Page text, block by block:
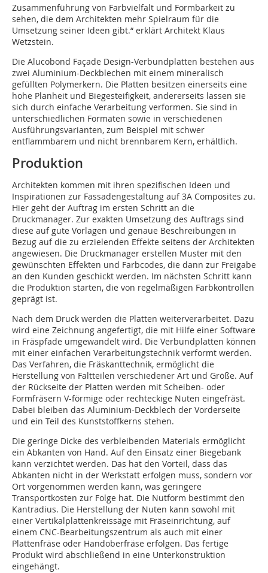
Zusammenführung von Farbvielfalt und Formbarkeit zu
sehen, die dem Architekten mehr Spielraum für die
Umsetzung seiner Ideen gibt.“ erklärt Architekt Klaus
Wetzstein.
Die Alucobond Façade Design-Verbundplatten bestehen aus
zwei Aluminium-Deckblechen mit einem mineralisch
gefüllten Polymerkern. Die Platten besitzen einerseits eine
hohe Planheit und Biegesteifigkeit, andererseits lassen sie
sich durch einfache Verarbeitung verformen. Sie sind in
unterschiedlichen Formaten sowie in verschiedenen
Ausführungsvarianten, zum Beispiel mit schwer
entflammbarem und nicht brennbarem Kern, erhältlich.
Produktion
Architekten kommen mit ihren spezifischen Ideen und
Inspirationen zur Fassadengestaltung auf 3A Composites zu.
Hier geht der Auftrag im ersten Schritt an die
Druckmanager. Zur exakten Umsetzung des Auftrags sind
diese auf gute Vorlagen und genaue Beschreibungen in
Bezug auf die zu erzielenden Effekte seitens der Architekten
angewiesen. Die Druckmanager erstellen Muster mit den
gewünschten Effekten und Farbcodes, die dann zur Freigabe
an den Kunden geschickt werden. Im nächsten Schritt kann
die Produktion starten, die von regelmäßigen Farbkontrollen
geprägt ist.
Nach dem Druck werden die Platten weiterverarbeitet. Dazu
wird eine Zeichnung angefertigt, die mit Hilfe einer Software
in Fräspfade umgewandelt wird. Die Verbundplatten können
mit einer einfachen Verarbeitungstechnik verformt werden.
Das Verfahren, die Fräskanttechnik, ermöglicht die
Herstellung von Faltteilen verschiedener Art und Größe. Auf
der Rückseite der Platten werden mit Scheiben- oder
Formfräsern V-förmige oder rechteckige Nuten eingefräst.
Dabei bleiben das Aluminium-Deckblech der Vorderseite
und ein Teil des Kunststoffkerns stehen.
Die geringe Dicke des verbleibenden Materials ermöglicht
ein Abkanten von Hand. Auf den Einsatz einer Biegebank
kann verzichtet werden. Das hat den Vorteil, dass das
Abkanten nicht in der Werkstatt erfolgen muss, sondern vor
Ort vorgenommen werden kann, was geringere
Transportkosten zur Folge hat. Die Nutform bestimmt den
Kantradius. Die Herstellung der Nuten kann sowohl mit
einer Vertikalplattenkreissäge mit Fräseinrichtung, auf
einem CNC-Bearbeitungszentrum als auch mit einer
Plattenfräse oder Handoberfräse erfolgen. Das fertige
Produkt wird abschließend in eine Unterkonstruktion
eingehängt.